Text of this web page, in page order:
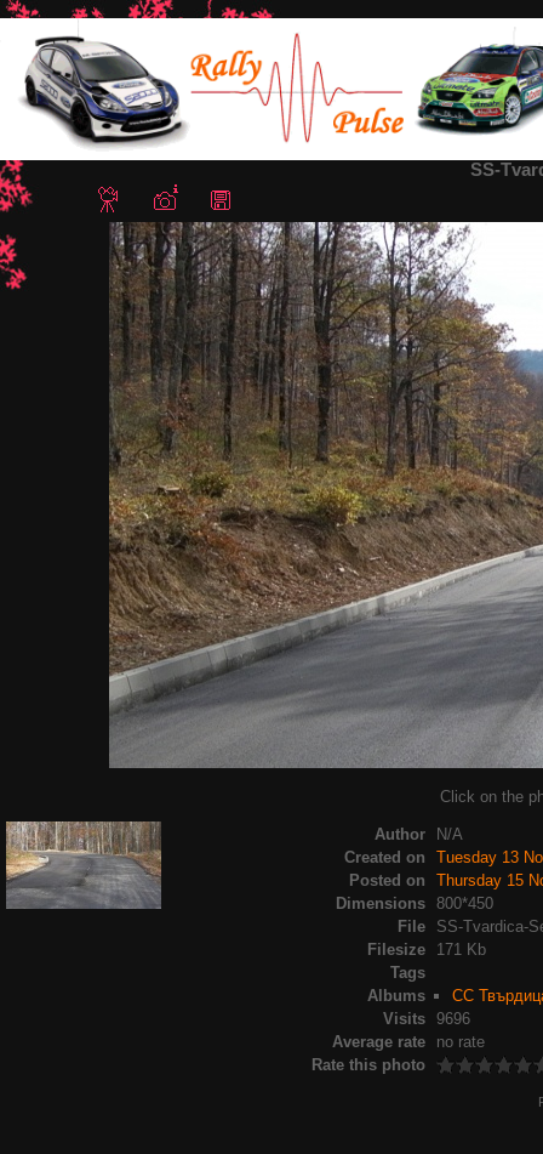
Home/СС Твърдица (Елена - Твърдица Северна Част -
SS-
Click on the
Author
N/A
Created on
Tuesday 13
Posted on
Thursday 15
Dimensions
800*450
File
SS-Tvardica-
Filesize
171 Kb
Tags
Albums
СС
Visits
9696
Average rate
no rate
Rate this photo